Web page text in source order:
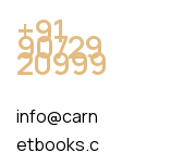
+91
90729
20999
info@carn
etbooks.c